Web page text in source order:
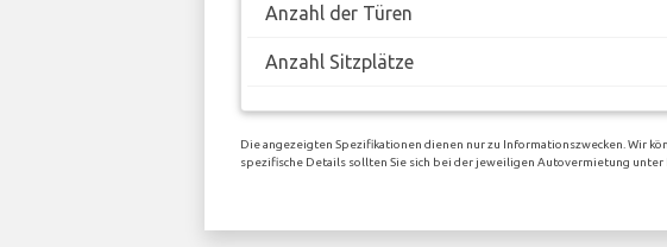
Anzahl der Türen
Anzahl Sitzplätze
Die angezeigten Spezifikationen dienen nur zu Informationszwecken. Wir
spezifische Details sollten Sie sich bei der jeweiligen Autovermietung unter